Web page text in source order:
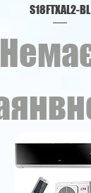
S18FTXAL2-BL